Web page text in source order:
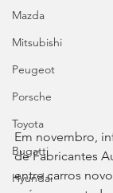
Mazda
Mitsubishi
Peugeot
Porsche
Toyota
Bugatti
Hyundai
Em novembro,
de Fabricantes
entre carros